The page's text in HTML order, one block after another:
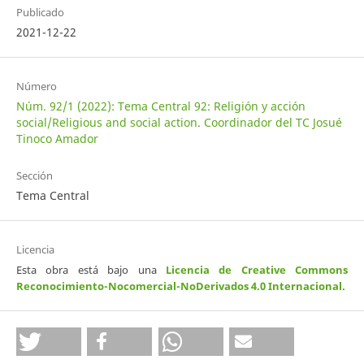
Publicado
2021-12-22
Número
Núm. 92/1 (2022): Tema Central 92: Religión y acción
social/Religious and social action. Coordinador del TC Josué
Tinoco Amador
Sección
Tema Central
Licencia
Esta obra está bajo una Licencia de Creative Commons
Reconocimiento-Nocomercial-NoDerivados 4.0 Internacional.